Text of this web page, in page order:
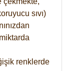
sıvı)
renklerde